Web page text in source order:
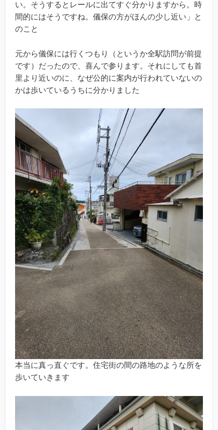
い。そうするとレールに出てすぐ分かりますから。時
間的にはそうですね。儀保の方がほんの少し近い」と
のこと
元から儀保には行くつもり（というか全駅訪問が前提
です）だったので、喜んで参ります。それにしても首
里より近いのに、なぜ公的に案内が行われていないの
かは歩いているうちに分かりました
本当に真っ直ぐです。住宅街の間の路地のような所を
歩いていきます